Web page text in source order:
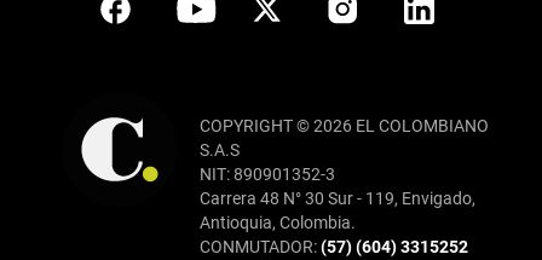
COPYRIGHT © 2026 EL COLOMBIANO
S.A.S
NIT: 890901352-3
Carrera 48 N° 30 Sur - 119, Envigado,
Antioquia, Colombia.
CONMUTADOR:(57) (604) 3315252